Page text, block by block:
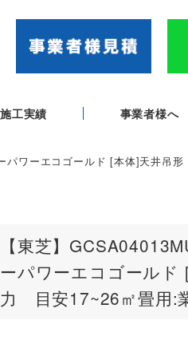
施工実績 事業者様へ
パワーエコゴールド [本体]天井
【東芝】
ーパワーエコゴール
力 目安17~26㎡畳用: